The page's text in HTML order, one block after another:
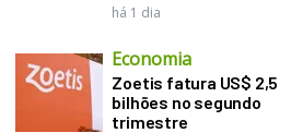
há 1 dia
Economia
Zoetis fatura US$ 2,5
bilhões no segundo
trimestre